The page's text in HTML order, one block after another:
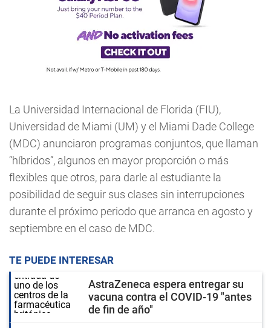
La Universidad Internacional de Florida (FIU),
Universidad de Miami (UM) y el Miami Dade College
(MDC) anunciaron programas conjuntos, que llaman
“híbridos”, algunos en mayor proporción o más
flexibles que otros, para darle al estudiante la
posibilidad de seguir sus clases sin interrupciones
durante el próximo periodo que arranca en agosto y
septiembre en el caso de MDC.
TE PUEDE INTERESAR
AstraZeneca espera entregar su
vacuna contra el COVID-19 "antes
de fin de año"